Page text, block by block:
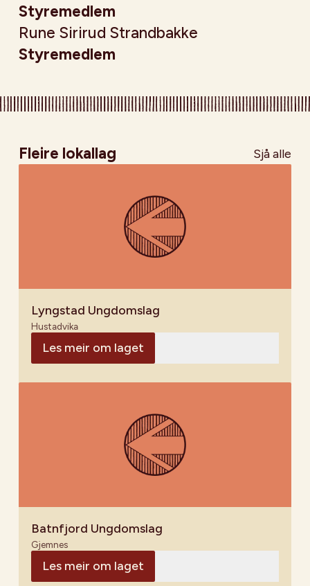
Styremedlem
Rune Sirirud Strandbakke
Styremedlem
Fleire lokallag Sjå alle
Lyngstad Ungdomslag
Hustadvika
Les meir om laget
Batnfjord Ungdomslag
Gjemnes
Les meir om laget